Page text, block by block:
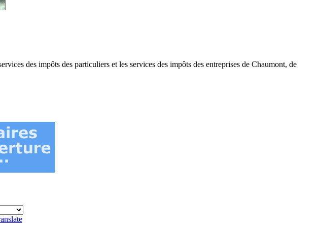
des impôts des particuliers et les services des impôts des entreprises de Chaumont, de